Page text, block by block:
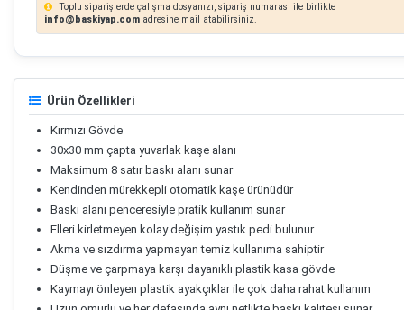
Toplu siparişlerde çalışma dosyanızı, sipariş numarası ile birlikte
info@baskiyap.com adresine mail atabilirsiniz.
Ürün Özellikleri
Kırmızı Gövde
30x30 mm çapta yuvarlak kaşe alanı
Maksimum 8 satır baskı alanı sunar
Kendinden mürekkepli otomatik kaşe ürünüdür
Baskı alanı penceresiyle pratik kullanım sunar
Elleri kirletmeyen kolay değişim yastık pedi bulunur
Akma ve sızdırma yapmayan temiz kullanıma sahiptir
Düşme ve çarpmaya karşı dayanıklı plastik kasa gövde
Kaymayı önleyen plastik ayakçıklar ile çok daha rahat kullanım